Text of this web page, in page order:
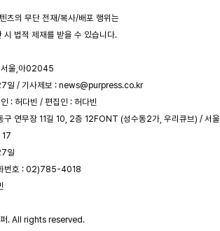
츠의 무단 전재/복사/배포 행위는
시 법적 제재를 받을 수 있습니다.
서울,아02045
일 / 기사제보 : news@purpress.co.kr
: 허다빈 / 편집인 : 허다빈
구 연무장 11길 10, 2층 12FONT (성수동2가, 우리큐브) / 서울
17
일
번호 : 02)785-4018
. All rights reserved.